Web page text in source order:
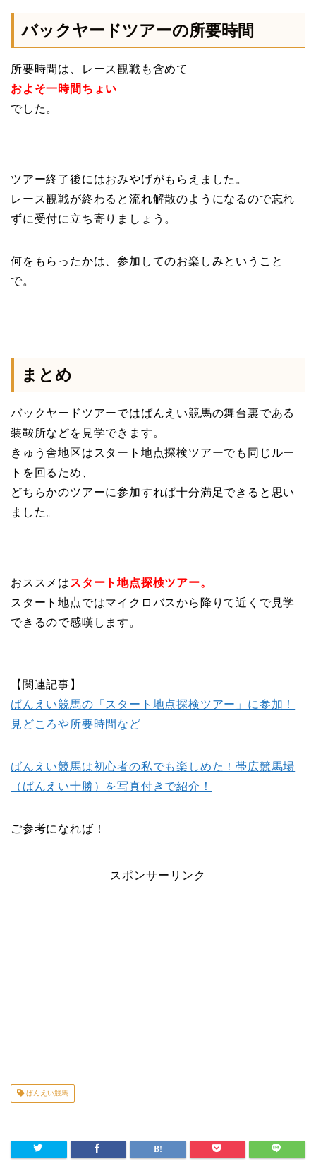
バックヤードツアーの所要時間
所要時間は、レース観戦も含めて
およそ一時間ちょい
でした。
ツアー終了後にはおみやげがもらえました。
レース観戦が終わると流れ解散のようになるので忘れ
ずに受付に立ち寄りましょう。
何をもらったかは、参加してのお楽しみということ
で。
まとめ
バックヤードツアーではばんえい競馬の舞台裏である
装鞍所などを見学できます。
きゅう舎地区はスタート地点探検ツアーでも同じルー
トを回るため、
どちらかのツアーに参加すれば十分満足できると思い
ました。
おススメは スタート地点探検ツアー。
スタート地点ではマイクロバスから降りて近くで見学
できるので感嘆します。
【関連記事】
ばんえい競馬の「スタート地点探検ツアー」に参加！
見どころや所要時間など
ばんえい競馬は初心者の私でも楽しめた！帯広競馬場
（ばんえい十勝）を写真付きで紹介！
ご参考になれば！
スポンサーリンク
ばんえい競馬